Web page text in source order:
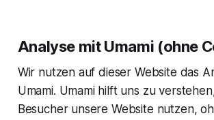
Analyse mit Umami (ohne
Wir nutzen auf dieser Website das
Umami. Umami hilft uns zu
Besucher unsere Website nutzen,